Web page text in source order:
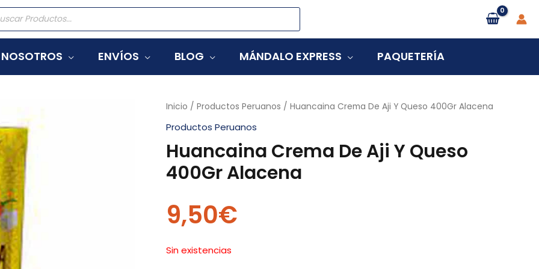
NOSOTROS ENVÍOS BLOG MÁNDALO EXPRESS PAQUETERÍA
Inicio /Productos Peruanos / Huancaina Crema De Aji Y Queso 400Gr Alacena
Productos Peruanos
Huancaina Crema De Aji Y Queso
400Gr Alacena
9,50€
Sin existencias